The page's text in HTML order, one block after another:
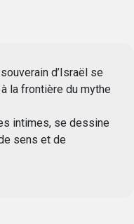
d’Israël se
la frontière du mythe
intimes, se dessine
sens et de